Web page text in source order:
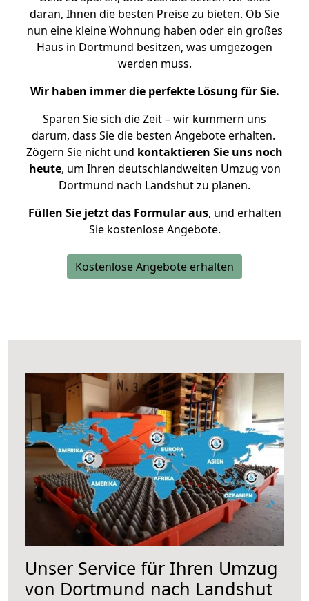
daran, Ihnen die besten Preise zu bieten. Ob Sie
nun eine kleine Wohnung haben oder ein großes
Haus in Dortmund besitzen, was umgezogen
werden muss.
Wir haben immer die perfekte Lösung für Sie.
Sparen Sie sich die Zeit – wir kümmern uns
darum, dass Sie die besten Angebote erhalten.
Zögern Sie nicht und kontaktieren Sie uns noch
heute, um Ihren deutschlandweiten Umzug von
Dortmund nach Landshut zu planen.
Füllen Sie jetzt das Formular aus, und erhalten
Sie kostenlose Angebote.
Kostenlose Angebote erhalten
Unser Service für Ihren Umzug
von Dortmund nach Landshut